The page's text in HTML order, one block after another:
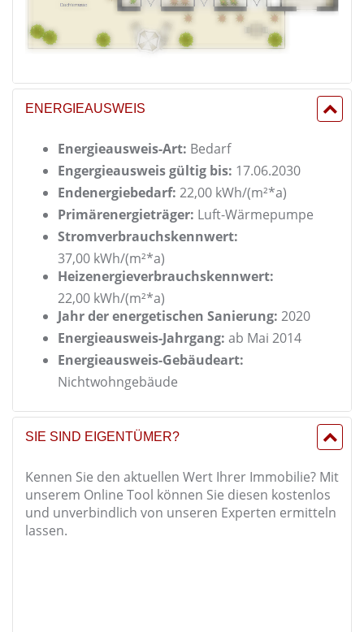
ENERGIEAUSWEIS
Energieausweis-Art: Bedarf
Engergieausweis gültig bis: 17.06.2030
Endenergiebedarf: 22,00 kWh/(m²*a)
Primärenergieträger: Luft-Wärmepumpe
Stromverbrauchskennwert:
37,00 kWh/(m²*a)
Heizenergieverbrauchskennwert:
22,00 kWh/(m²*a)
Jahr der energetischen Sanierung: 2020
Energieausweis-Jahrgang: ab Mai 2014
Energieausweis-Gebäudeart:
Nichtwohngebäude
SIE SIND EIGENTÜMER?
Kennen Sie den aktuellen Wert Ihrer Immobilie? Mit
unserem Online Tool können Sie diesen kostenlos
und unverbindlich von unseren Experten ermitteln
lassen.